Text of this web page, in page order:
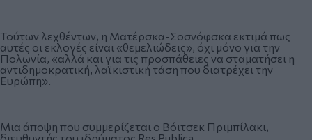
Τούτων λεχθέντων, η Ματέρσκα-Σοσνόφσκα εκτιμά πως
αυτές οι εκλογές είναι «θεμελιώδεις», όχι μόνο για την
Πολωνία, «αλλά και για τις προσπάθειες να σταματήσει η
αντιδημοκρατική, λαϊκιστική τάση που διατρέχει την
Ευρώπη».
Μια άποψη που συμμερίζεται ο Βόιτσεκ Πριμπίλακι,
διευθυντής του ιδρύματος Res Publica.